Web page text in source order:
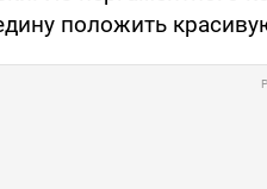
положить